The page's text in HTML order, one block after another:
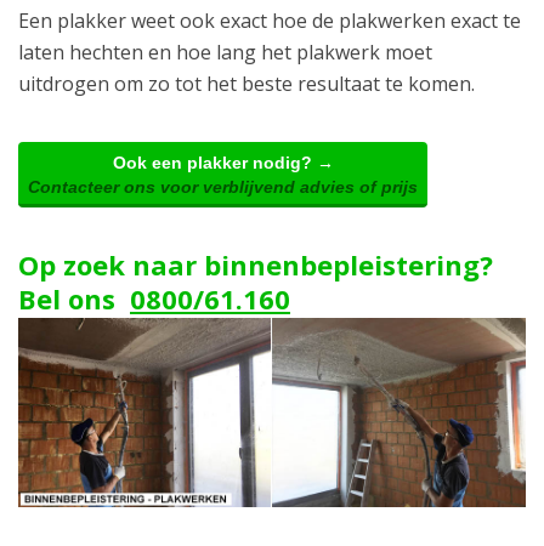
Een plakker weet ook exact hoe de plakwerken exact te
laten hechten en hoe lang het plakwerk moet
uitdrogen om zo tot het beste resultaat te komen.
Ook een plakker nodig? →
Contacteer ons voor verblijvend advies of prijs
Op zoek naar binnenbepleistering?
Bel ons 0800/61.160